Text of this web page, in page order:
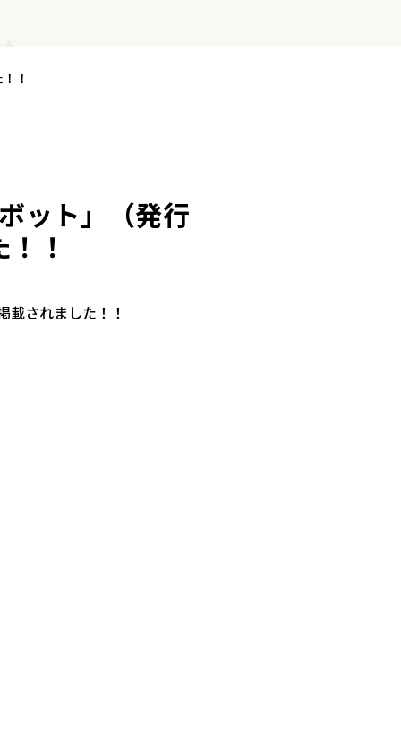
！
ット」（発行
！
されました！！